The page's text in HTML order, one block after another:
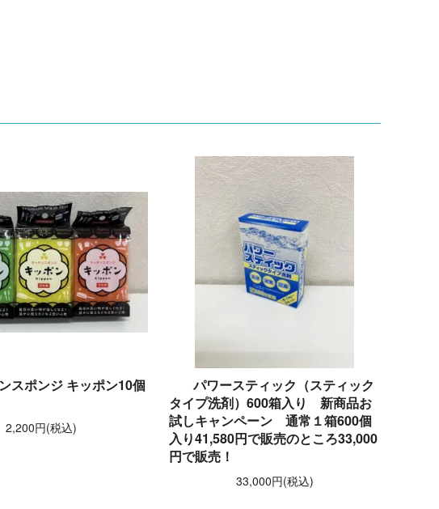
スポンジ キッポン10個
2,200円(税込)
パワースティック（スティック
タイプ洗剤）600箱入り 新商品お
試しキャンペーン 通常１箱600個
入り41,580円で販売のところ33,000
円で販売！
33,000円(税込)